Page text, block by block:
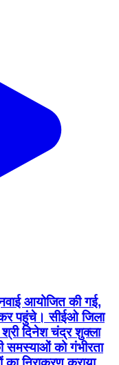
आयोजित की गई,
पहुंचे। सीईओ जिला
दिनेश चंद्र शुक्ला
समस्याओं को गंभीरता